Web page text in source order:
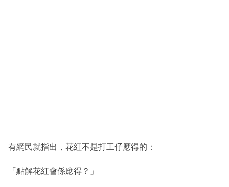
有網民就指出，花紅不是打工仔應得的：
「點解花紅會係應得？」